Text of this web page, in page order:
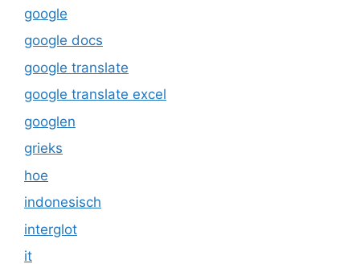
google
google docs
google translate
google translate excel
googlen
grieks
hoe
indonesisch
interglot
it